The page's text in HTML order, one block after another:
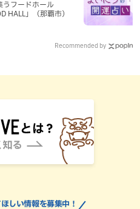
うフードホール
HALL」（那覇市）
Recommended by
しい情報を募集中！